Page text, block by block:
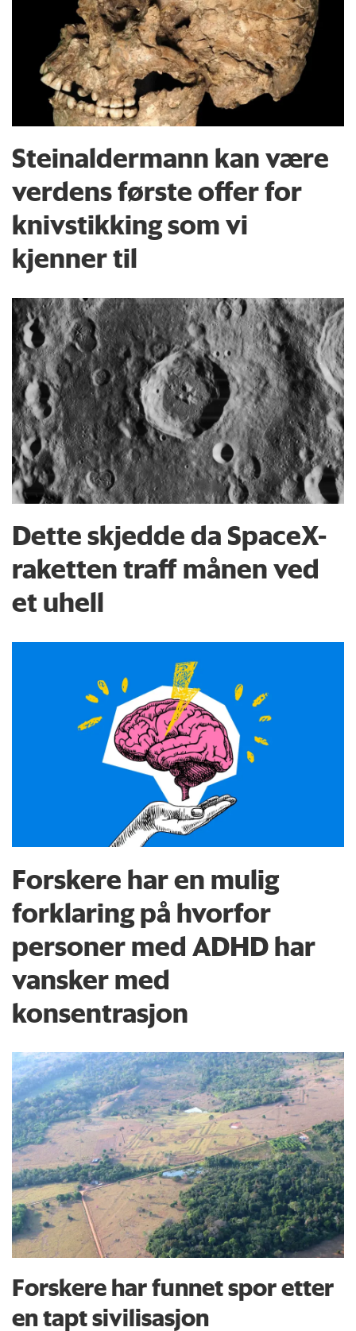
Steinaldermann kan være
verdens første offer for
knivstikking som vi
kjenner til
Dette skjedde da SpaceX-
raketten traff månen ved
et uhell
Forskere har en mulig
forklaring på hvorfor
personer med ADHD har
vansker med
konsentrasjon
Forskere har funnet spor etter
en tapt sivilisasjon